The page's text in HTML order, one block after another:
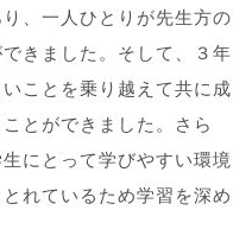
、一人ひとりが先生方の
きました。そして、３年
ことを乗り越えて共に成
とができました。さら
にとって学びやすい環境
れているため学習を深め